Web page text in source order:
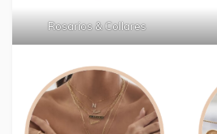
Rosarios & Collares